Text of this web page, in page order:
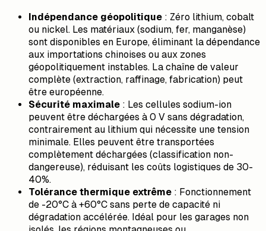
Indépendance géopolitique : Zéro lithium, cobalt
ou nickel. Les matériaux (sodium, fer, manganèse)
sont disponibles en Europe, éliminant la dépendance
aux importations chinoises ou aux zones
géopolitiquement instables. La chaîne de valeur
complète (extraction, raffinage, fabrication) peut
être européenne.
Sécurité maximale : Les cellules sodium-ion
peuvent être déchargées à 0 V sans dégradation,
contrairement au lithium qui nécessite une tension
minimale. Elles peuvent être transportées
complètement déchargées (classification non-
dangereuse), réduisant les coûts logistiques de 30-
40%.
Tolérance thermique extrême : Fonctionnement
de -20°C à +60°C sans perte de capacité ni
dégradation accélérée. Idéal pour les garages non